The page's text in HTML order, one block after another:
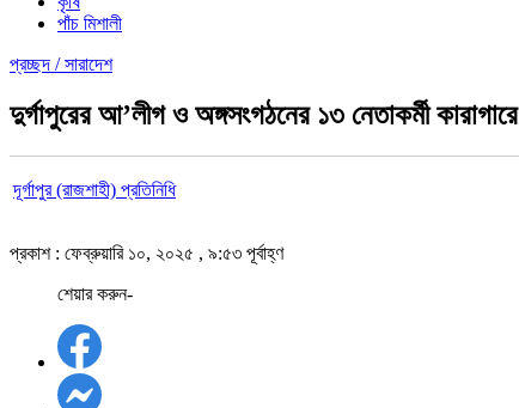
পাঁচ মিশালী
প্রচ্ছদ /সারাদেশ
দুর্গাপুরের আ’লীগ ও অঙ্গসংগঠনের ১৩ নেতাকর্মী কারাগারে
দূর্গাপুর (রাজশাহী) প্রতিনিধি
প্রকাশ : ফেব্রুয়ারি ১০, ২০২৫ , ৯:৫৩ পূর্বাহ্ণ
শেয়ার করুন-